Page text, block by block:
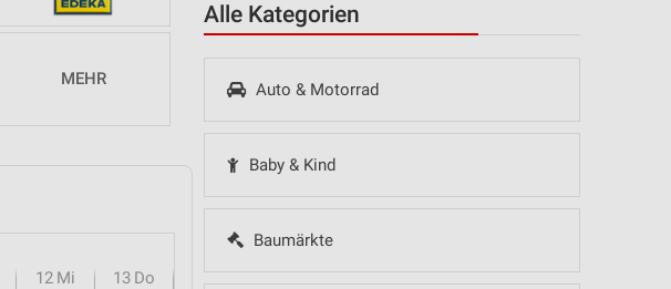
Alle Kategorien
Auto & Motorrad
Baby & Kind
Baumärkte
MEHR
12 Mi 13 Do